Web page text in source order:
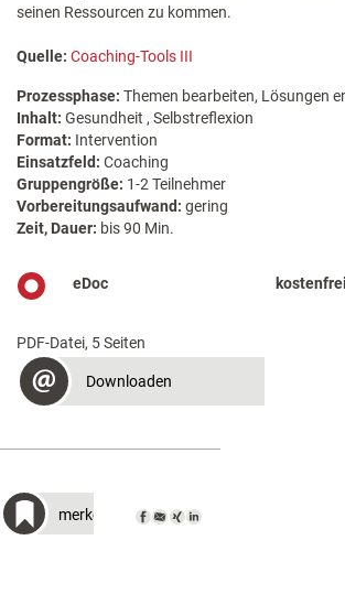
seinen Ressourcen zu kommen.
Quelle: Coaching-Tools III
Prozessphase: Themen bearbeiten, Lösungen
Inhalt: Gesundheit , Selbstreflexion
Format: Intervention
Einsatzfeld: Coaching
Gruppengröße: 1-2 Teilnehmer
Vorbereitungsaufwand: gering
Zeit, Dauer: bis 90 Min.
eDoc kostenfrei
PDF-Datei, 5 Seiten
Downloaden
merken